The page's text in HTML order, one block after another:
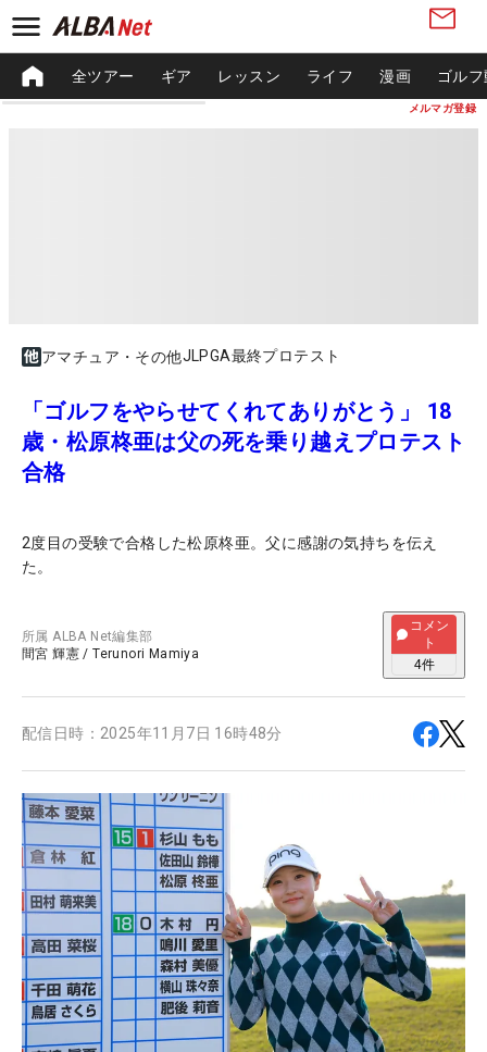
メルマガ登録
全ツアー ギア レッスン ライフ 漫画 ゴル
アマチュア・その他JLPGA最終プロテスト
「ゴルフをやらせてくれてありがとう」 18
歳・松原柊亜は父の死を乗り越えプロテスト
合格
2度目の受験で合格した松原柊亜。父に感謝の気持ちを伝え
た。
所属ALBA Net編集部
間宮 輝憲 /Terunori Mamiya
コメン
ト
4件
配信日時： 2025年11月7日 16時48分